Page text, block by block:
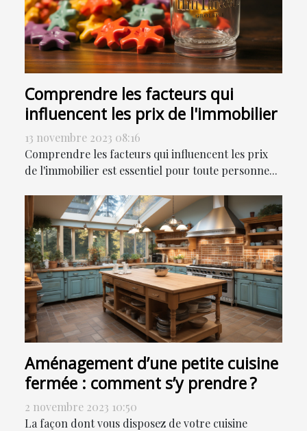
Comprendre les facteurs qui
influencent les prix de l'immobilier
13 novembre 2023 08:16
Comprendre les facteurs qui influencent les prix
de l'immobilier est essentiel pour toute personne...
Aménagement d’une petite cuisine
fermée : comment s’y prendre ?
2 novembre 2023 10:50
La façon dont vous disposez de votre cuisine